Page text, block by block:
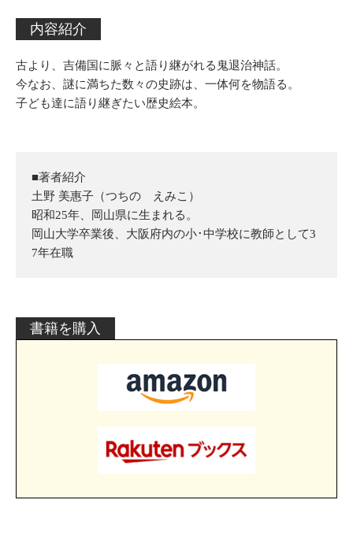
内容紹介
古より、吉備国に脈々と語り継がれる鬼退治神話。
今なお、謎に満ちた数々の史跡は、一体何を物語る。
子ども達に語り継ぎたい歴史絵本。
■著者紹介
土野 美惠子（つちの えみこ）
昭和25年、岡山県に生まれる。
岡山大学卒業後、大阪府内の小･中学校に教師として3
7年在職
書籍を購入